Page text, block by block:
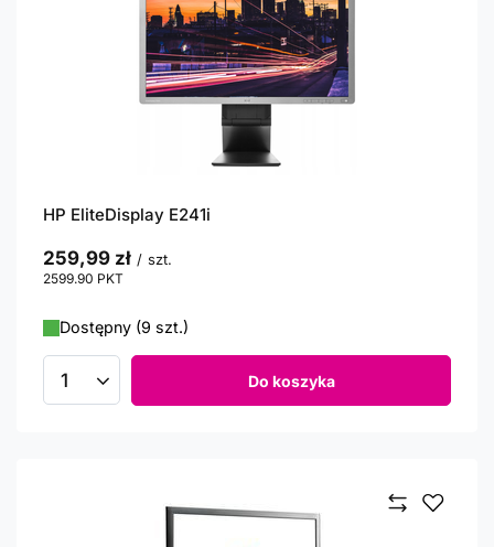
HP EliteDisplay E241i
259,99 zł / szt.
2599.90 PKT
Dostępny (9 szt.)
Ilość produktów Do koszyka